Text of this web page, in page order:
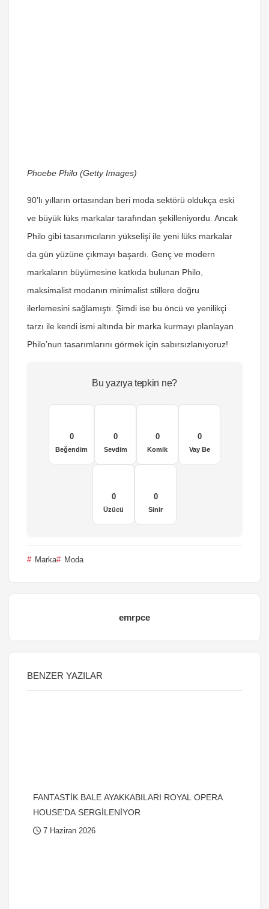
Phoebe Philo (Getty Images)
90’lı yılların ortasından beri moda sektörü oldukça eski
ve büyük lüks markalar tarafından şekilleniyordu. Ancak
Philo gibi tasarımcıların yükselişi ile yeni lüks markalar
da gün yüzüne çıkmayı başardı. Genç ve modern
markaların büyümesine katkıda bulunan Philo,
maksimalist modanın minimalist stillere doğru
ilerlemesini sağlamıştı. Şimdi ise bu öncü ve yenilikçi
tarzı ile kendi ismi altında bir marka kurmayı planlayan
Philo’nun tasarımlarını görmek için sabırsızlanıyoruz!
Bu yazıya tepkin ne?
0
Beğendim
0
Sevdim
0
Komik
0
Vay Be
0
Üzücü
0
Sinir
Marka Moda
emrpce
BENZER YAZILAR
FANTASTİK BALE AYAKKABILARI ROYAL OPERA
HOUSE’DA SERGİLENİYOR
7 Haziran 2026